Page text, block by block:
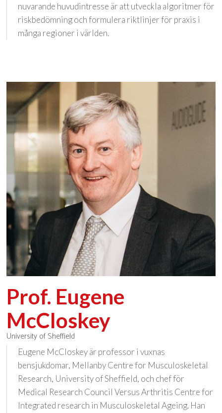
nuvarande huvudintresse är att utveckla algoritmer för
riskbedömning och formulera riktlinjer för praxis i
många regioner i världen.
Prof. Eugene
McCloskey
University of Sheffield
Eugene McCloskey är professor i vuxnas
bensjukdomar, Mellanby Centre for Musculoskeletal
Research, University of Sheffield, och chef för
Medical Research Council Versus Arthritis Centre for
Integrated research in Musculoskeletal Ageing. Han